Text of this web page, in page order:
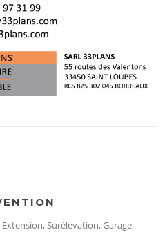
Surélévation, Garage,